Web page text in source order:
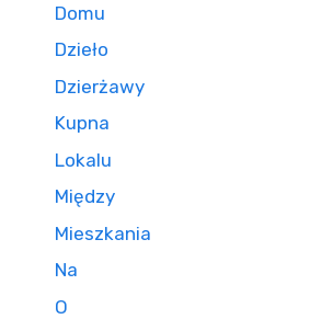
Domu
Dzieło
Dzierżawy
Kupna
Lokalu
Między
Mieszkania
Na
O